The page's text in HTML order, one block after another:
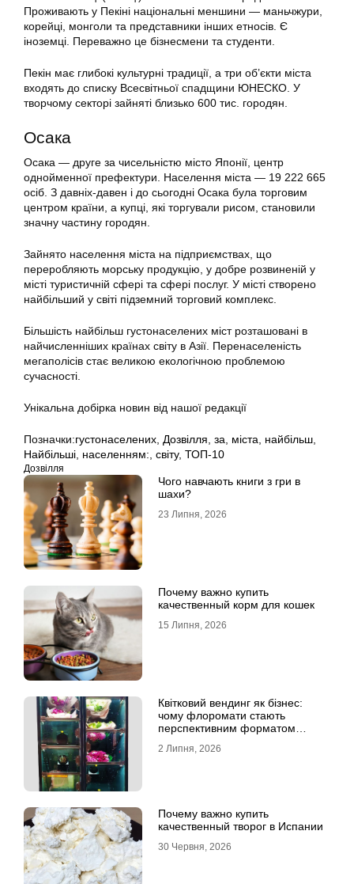
Проживають у Пекіні національні меншини — маньчжури,
корейці, монголи та представники інших етносів. Є
іноземці. Переважно це бізнесмени та студенти.
Пекін має глибокі культурні традиції, а три об’єкти міста
входять до списку Всесвітньої спадщини ЮНЕСКО. У
творчому секторі зайняті близько 600 тис. городян.
Осака
Осака — друге за чисельністю місто Японії, центр
однойменної префектури. Населення міста — 19 222 665
осіб. З давніх-давен і до сьогодні Осака була торговим
центром країни, а купці, які торгували рисом, становили
значну частину городян.
Зайнято населення міста на підприємствах, що
переробляють морську продукцію, у добре розвиненій у
місті туристичній сфері та сфері послуг. У місті створено
найбільший у світі підземний торговий комплекс.
Більшість найбільш густонаселених міст розташовані в
найчисленніших країнах світу в Азії. Перенаселеність
мегаполісів стає великою екологічною проблемою
сучасності.
Унікальна добірка новин від нашої редакції
Позначки:густонаселених, Дозвілля, за, міста, найбільш,
Найбільші, населенням:, світу, ТОП-10
Дозвілля
Чого навчають книги з гри в
шахи?
23 Липня, 2026
Почему важно купить
качественный корм для кошек
15 Липня, 2026
Квітковий вендинг як бізнес:
чому флоромати стають
перспективним форматом
2 Липня, 2026
Почему важно купить
качественный творог в Испании
30 Червня, 2026